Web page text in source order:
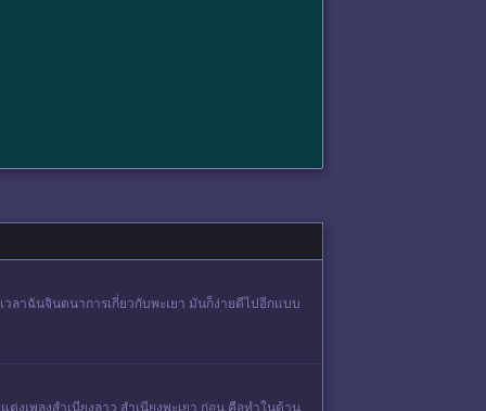
ลาฉันจินตนาการเกี่ยวกับพะเยา มันก็ง่ายดีไปอีกแบบ
งเพลงสำเนียงลาว สำเนียงพะเยา ก่อน คือทำในด้าน